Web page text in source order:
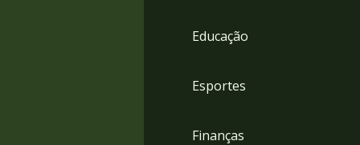
Educação
Esportes
Finanças